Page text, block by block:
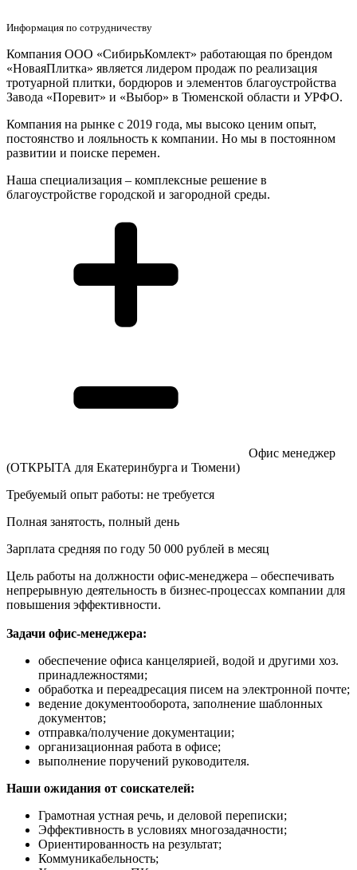
Информация по сотрудничеству
Компания ООО «СибирьКомлект» работающая по брендом
«НоваяПлитка» является лидером продаж по реализация
тротуарной плитки, бордюров и элементов благоустройства
Завода «Поревит» и «Выбор» в Тюменской области и УРФО.
Компания на рынке с 2019 года, мы высоко ценим опыт,
постоянство и лояльность к компании. Но мы в постоянном
развитии и поиске перемен.
Наша специализация – комплексные решение в
благоустройстве городской и загородной среды.
Офис менеджер
(ОТКРЫТА для Екатеринбурга и Тюмени)
Требуемый опыт работы: не требуется
Полная занятость, полный день
Зарплата средняя по году 50 000 рублей в месяц
Цель работы на должности офис-менеджера – обеспечивать
непрерывную деятельность в бизнес-процессах компании для
повышения эффективности.
Задачи офис-менеджера:
обеспечение офиса канцелярией, водой и другими хоз.
принадлежностями;
обработка и переадресация писем на электронной почте;
ведение документооборота, заполнение шаблонных
документов;
отправка/получение документации;
организационная работа в офисе;
выполнение поручений руководителя.
Наши ожидания от соискателей:
Грамотная устная речь, и деловой переписки;
Эффективность в условиях многозадачности;
Ориентированность на результат;
Коммуникабельность;